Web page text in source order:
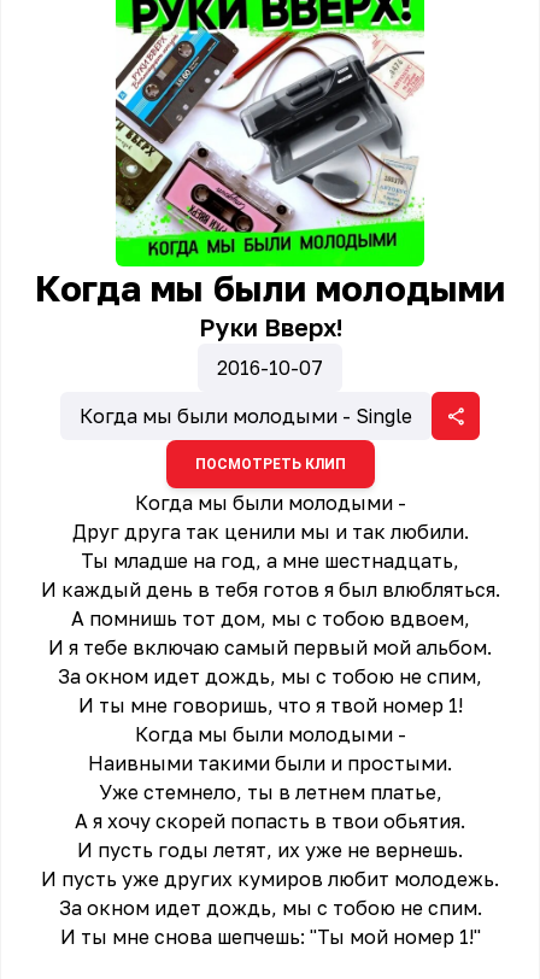
Когда мы были молодыми
Руки Вверх!
2016-10-07
Когда мы были молодыми - Single
ПОСМОТРЕТЬ КЛИП
Когда мы были молодыми -
Друг друга так ценили мы и так любили.
Ты младше на год, а мне шестнадцать,
И каждый день в тебя готов я был влюбляться.
А помнишь тот дом, мы с тобою вдвоем,
И я тебе включаю самый первый мой альбом.
За окном идет дождь, мы с тобою не спим,
И ты мне говоришь, что я твой номер 1!
Когда мы были молодыми -
Наивными такими были и простыми.
Уже стемнело, ты в летнем платье,
А я хочу скорей попасть в твои обьятия.
И пусть годы летят, их уже не вернешь.
И пусть уже других кумиров любит молодежь.
За окном идет дождь, мы с тобою не спим.
И ты мне снова шепчешь: "Ты мой номер 1!"